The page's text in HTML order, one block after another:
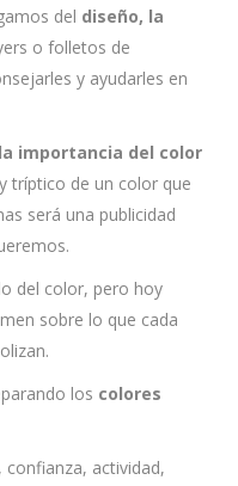
del diseño, la
o folletos de
y ayudarles en
la importancia del color
tríptico de un color que
será una publicidad
del color, pero hoy
sobre lo que cada
los colores
confianza, actividad,